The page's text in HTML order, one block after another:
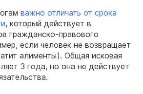
важно отличать от срока
, который действует в
гражданско-правового
если человек не возвращает
алименты). Общая исковая
3 года, но она не действует